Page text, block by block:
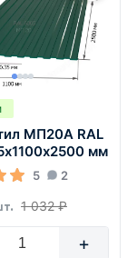
МП20А RAL
мм
5 2
1 032 ₽
+